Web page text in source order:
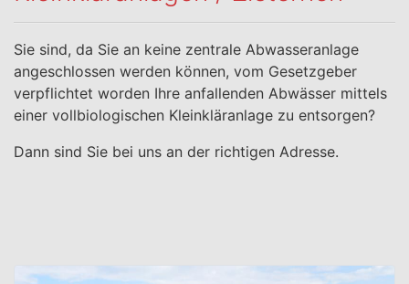
Sie sind, da Sie an keine zentrale Abwasseranlage
angeschlossen werden können, vom Gesetzgeber
verpflichtet worden Ihre anfallenden Abwässer mittels
einer vollbiologischen Kleinkläranlage zu entsorgen?
Dann sind Sie bei uns an der richtigen Adresse.